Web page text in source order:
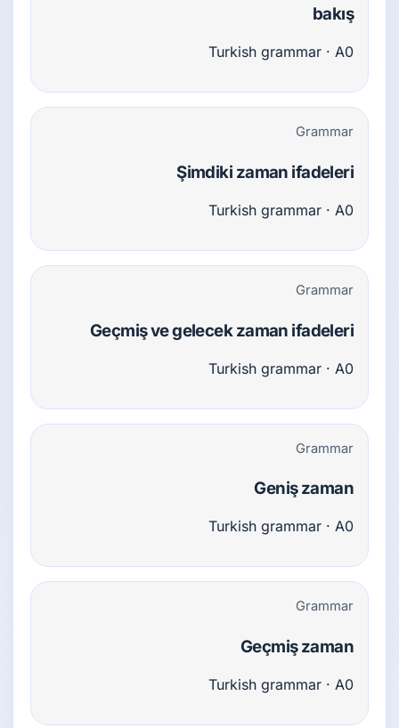
bakış
Turkish grammar · A0
Grammar
Şimdiki zaman ifadeleri
Turkish grammar · A0
Grammar
Geçmiş ve gelecek zaman ifadeleri
Turkish grammar · A0
Grammar
Geniş zaman
Turkish grammar · A0
Grammar
Geçmiş zaman
Turkish grammar · A0